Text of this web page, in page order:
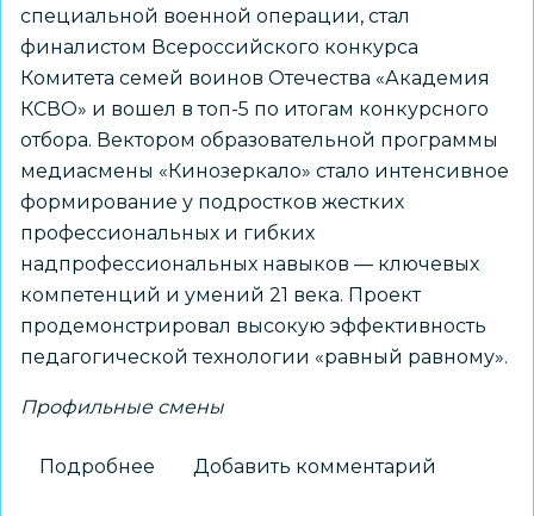
специальной военной операции, стал
финалистом Всероссийского конкурса
Комитета семей воинов Отечества «Академия
КСВО» и вошел в топ-5 по итогам конкурсного
отбора. Вектором образовательной программы
медиасмены «Кинозеркало» стало интенсивное
формирование у подростков жестких
профессиональных и гибких
надпрофессиональных навыков — ключевых
компетенций и умений 21 века. Проект
продемонстрировал высокую эффективность
педагогической технологии «равный равному».
Профильные смены
Подробнее Добавить комментарий